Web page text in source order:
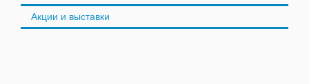
Акции и выставки